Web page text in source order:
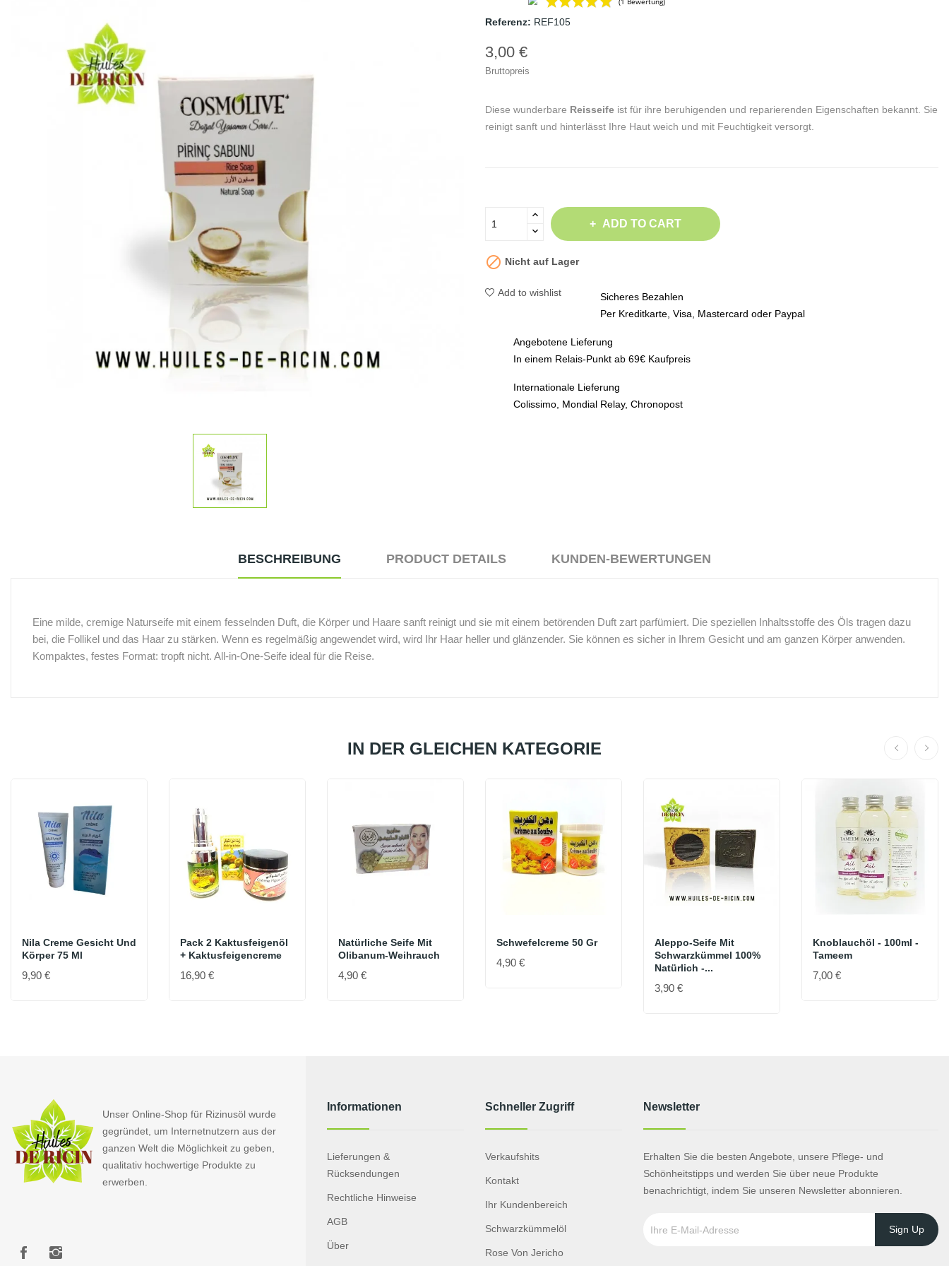
Referenz: REF105
3,00 €
Bruttopreis
Diese wunderbare Reisseife ist für ihre beruhigenden und reparierenden Eigenschaften bekannt. Sie
reinigt sanft und hinterlässt Ihre Haut weich und mit Feuchtigkeit versorgt.
ADD TO CART
 Nicht auf Lager
Add to wishlist
Sicheres Bezahlen
Per Kreditkarte, Visa, Mastercard oder Paypal
Angebotene Lieferung
In einem Relais-Punkt ab 69€ Kaufpreis
Internationale Lieferung
Colissimo, Mondial Relay, Chronopost
BESCHREIBUNG PRODUCT DETAILS KUNDEN-BEWERTUNGEN
Eine milde, cremige Naturseife mit einem fesselnden Duft, die Körper und Haare sanft reinigt und sie mit einem betörenden Duft zart parfümiert. Die speziellen Inhaltsstoffe des Öls tragen dazu
bei, die Follikel und das Haar zu stärken. Wenn es regelmäßig angewendet wird, wird Ihr Haar heller und glänzender. Sie können es sicher in Ihrem Gesicht und am ganzen Körper anwenden.
Kompaktes, festes Format: tropft nicht. All-in-One-Seife ideal für die Reise.
IN DER GLEICHEN KATEGORIE
Nila Creme Gesicht Und
Körper 75 Ml
9,90 €
Pack 2 Kaktusfeigenöl
+ Kaktusfeigencreme
16,90 €
Natürliche Seife Mit
Olibanum-Weihrauch
4,90 €
Schwefelcreme 50 Gr
4,90 €
Aleppo-Seife Mit
Schwarzkümmel 100%
Natürlich -...
3,90 €
Knoblauchöl - 100ml -
Tameem
7,00 €
Unser Online-Shop für Rizinusöl wurde
gegründet, um Internetnutzern aus der
ganzen Welt die Möglichkeit zu geben,
qualitativ hochwertige Produkte zu
erwerben.
Informationen
Lieferungen &
Rücksendungen
Rechtliche Hinweise
AGB
Über
Schneller Zugriff
Verkaufshits
Kontakt
Ihr Kundenbereich
Schwarzkümmelöl
Rose Von Jericho
Newsletter
Erhalten Sie die besten Angebote, unsere Pflege- und
Schönheitstipps und werden Sie über neue Produkte
benachrichtigt, indem Sie unseren Newsletter abonnieren.